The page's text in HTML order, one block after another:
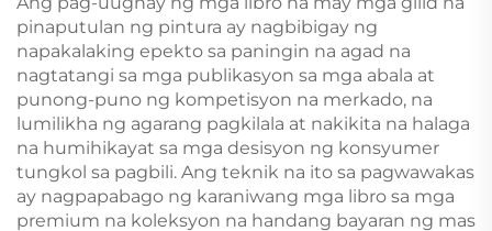
sa mga Matatanda at
Mag-asawa
pinaputulan ng pintura ay nagbibigay ng
napakalaking epekto sa paningin na agad na
nagtatangi sa mga publikasyon sa mga abala at
punong-puno ng kompetisyon na merkado, na
lumilikha ng agarang pagkilala at nakikita na halaga
na humihikayat sa mga desisyon ng konsyumer
tungkol sa pagbili. Ang teknik na ito sa pagwawakas
ay nagpapabago ng karaniwang mga libro sa mga
premium na koleksyon na handang bayaran ng mas